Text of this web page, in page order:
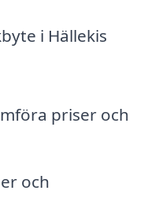
i Hällekis
priser och
och